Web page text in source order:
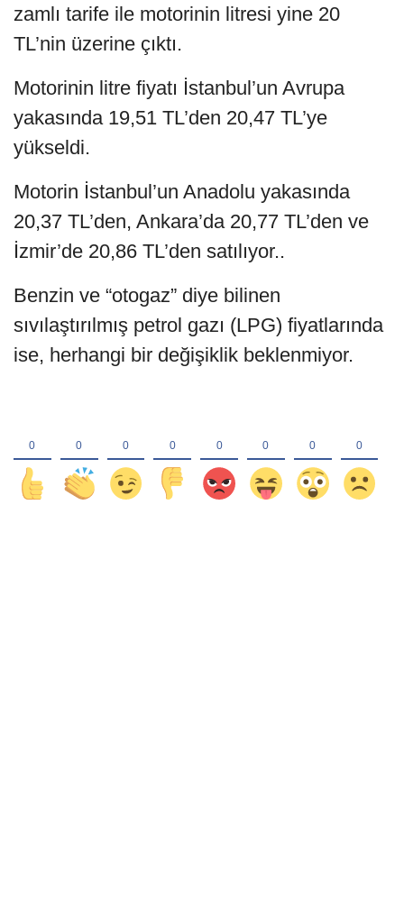
zamlı tarife ile motorinin litresi yine 20
TL’nin üzerine çıktı.
Motorinin litre fiyatı İstanbul’un Avrupa
yakasında 19,51 TL’den 20,47 TL’ye
yükseldi.
Motorin İstanbul’un Anadolu yakasında
20,37 TL’den, Ankara’da 20,77 TL’den ve
İzmir’de 20,86 TL’den satılıyor..
Benzin ve “otogaz” diye bilinen
sıvılaştırılmış petrol gazı (LPG) fiyatlarında
ise, herhangi bir değişiklik beklenmiyor.